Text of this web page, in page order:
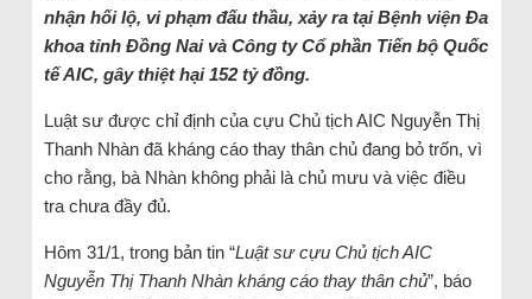
nhận hối lộ, vi phạm đấu thầu, xảy ra tại Bệnh viện Đa
khoa tỉnh Đồng Nai và Công ty Cổ phần Tiến bộ Quốc
tế AIC, gây thiệt hại 152 tỷ đồng.
Luật sư được chỉ định của cựu Chủ tịch AIC Nguyễn Thị
Thanh Nhàn đã kháng cáo thay thân chủ đang bỏ trốn, vì
cho rằng, bà Nhàn không phải là chủ mưu và việc điều
tra chưa đầy đủ.
Hôm 31/1, trong bản tin “Luật sư cựu Chủ tịch AIC
Nguyễn Thị Thanh Nhàn kháng cáo thay thân chủ”, báo